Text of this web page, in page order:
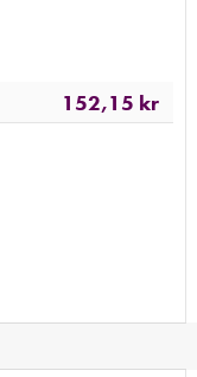
152,15 kr